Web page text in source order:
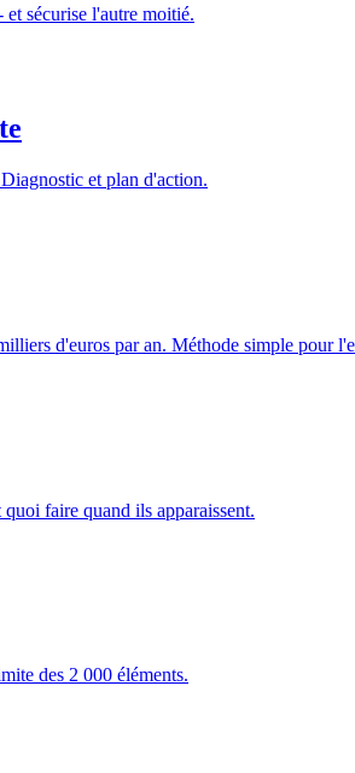
sécurise l'autre moitié.
et plan d'action.
d'euros par an. Méthode simple pour
faire quand ils apparaissent.
des 2 000 éléments.